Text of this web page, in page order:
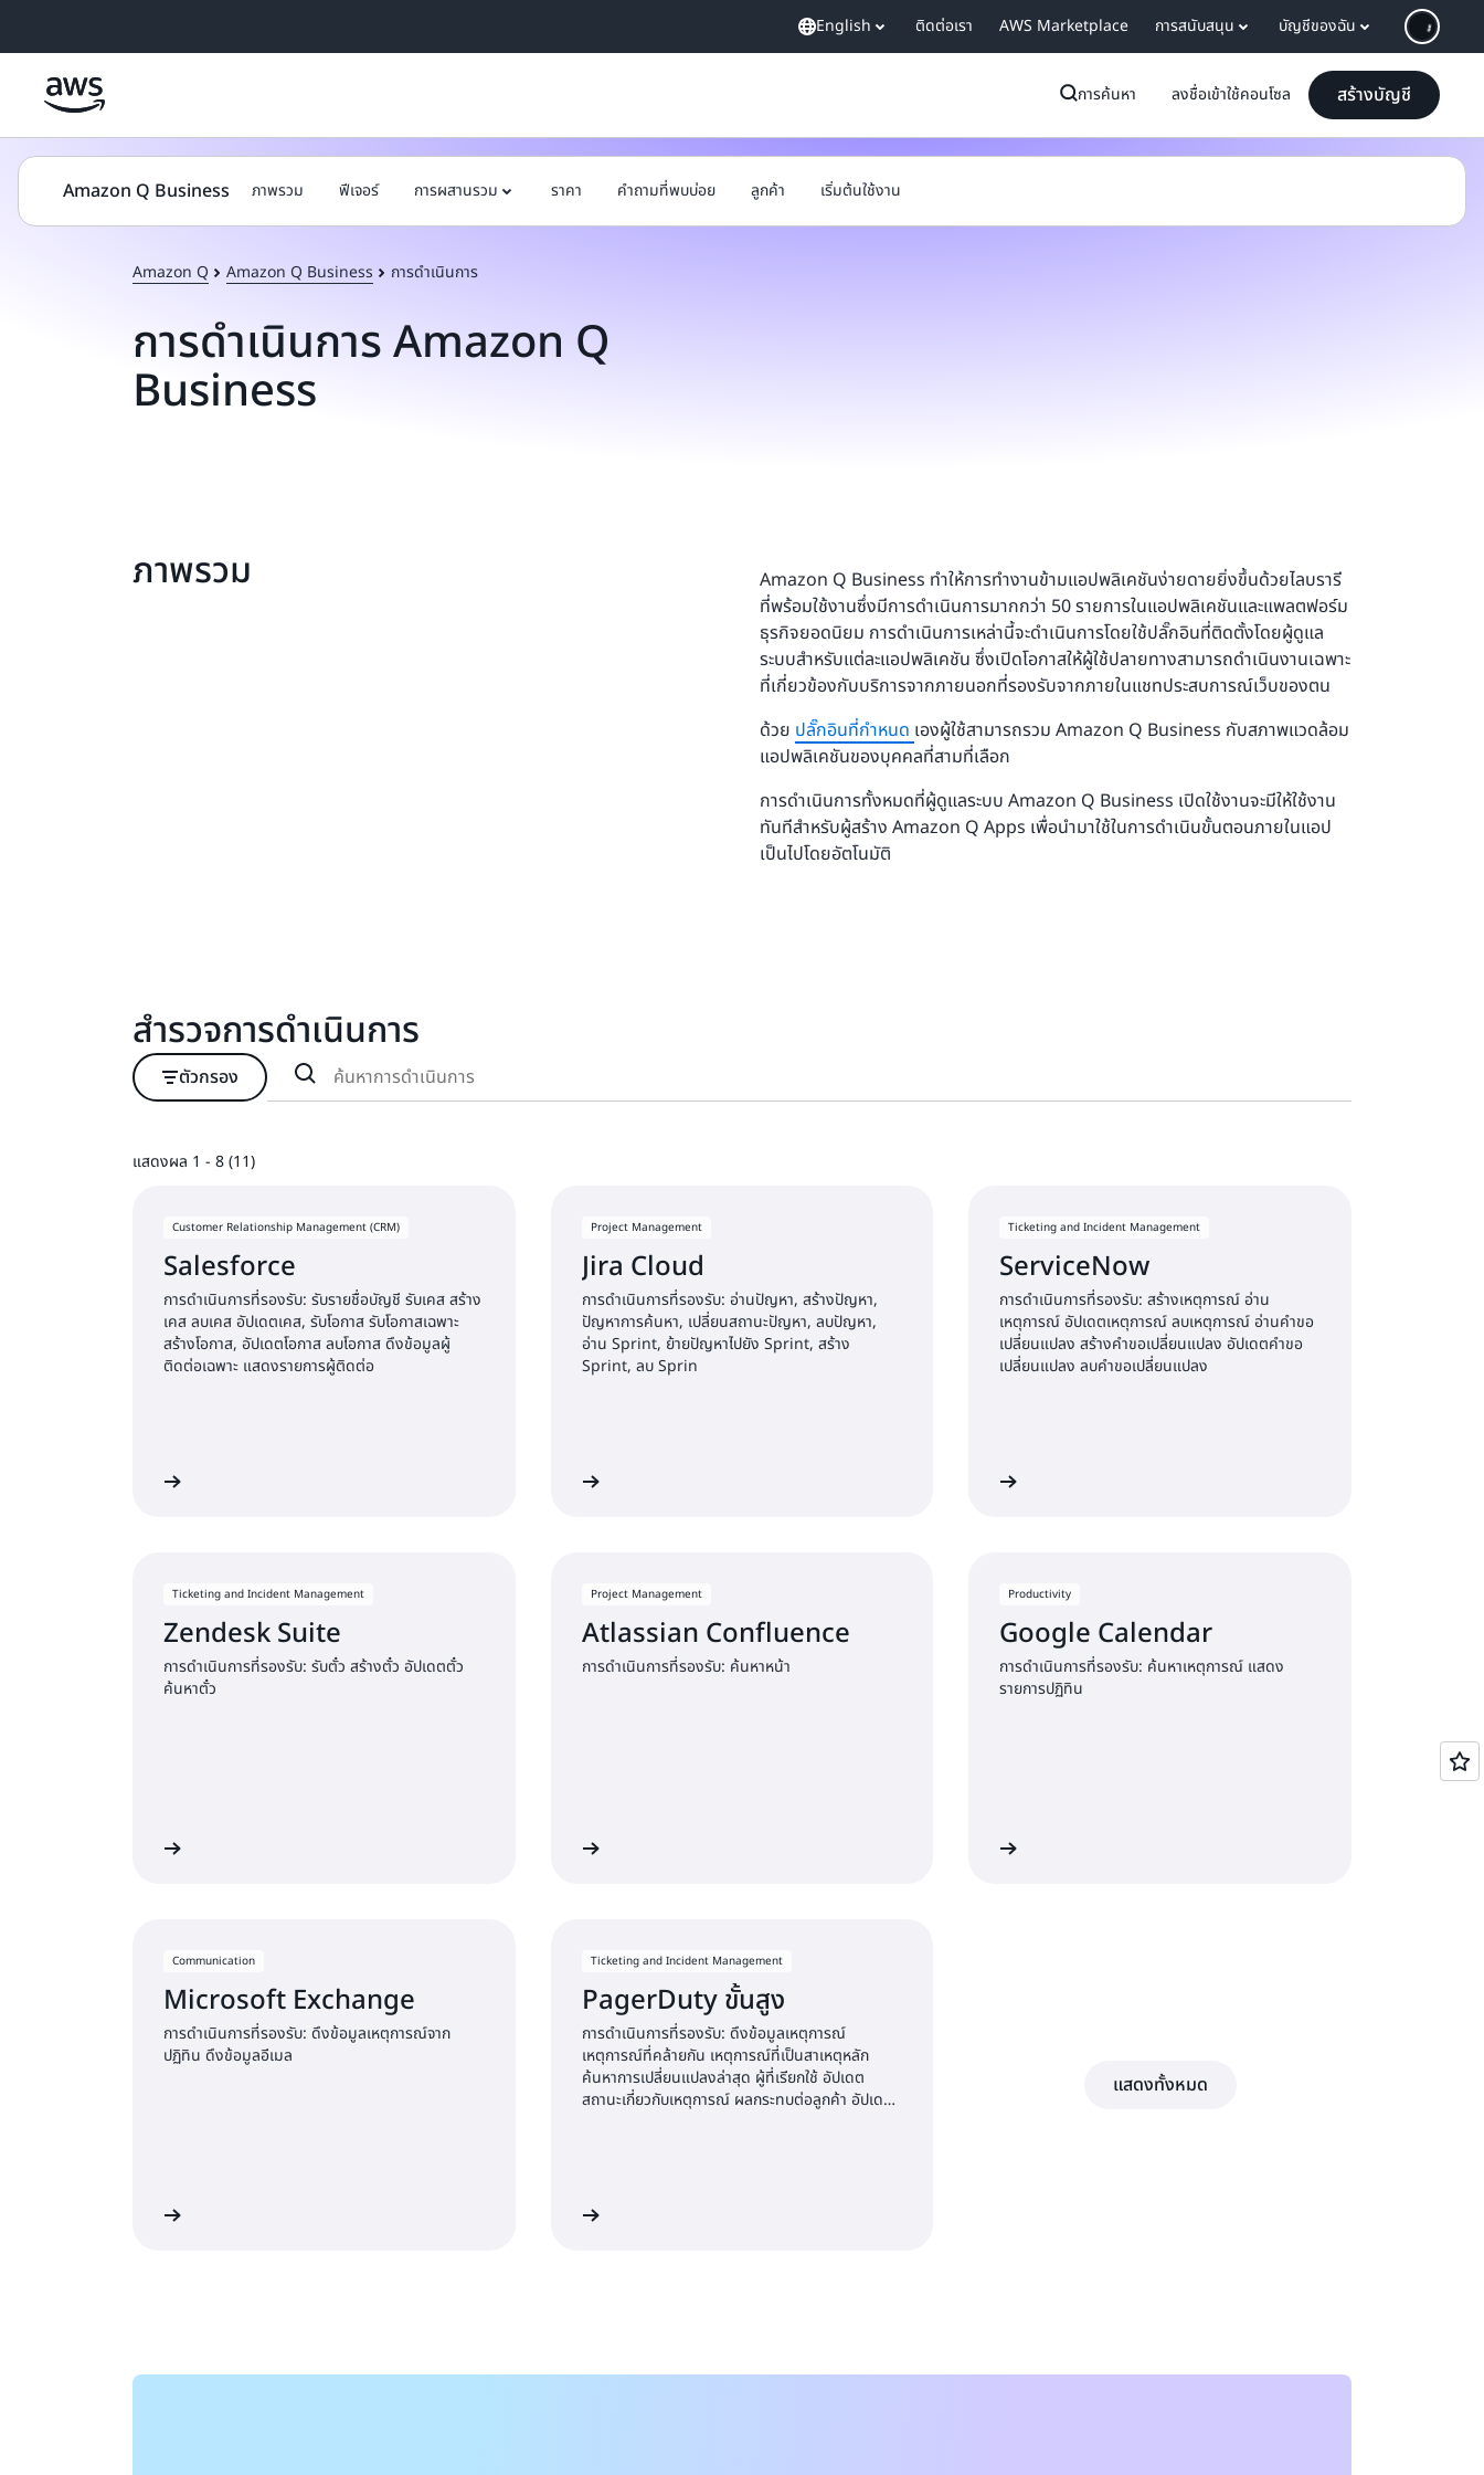
English ติดต่อเรา AWS Marketplace การสนับสนุน บัญชีของฉัน
การค้นหา ลงชื่อเข้าใช้คอนโซล สร้างบัญชี
Amazon Q Business ภาพรวม ฟีเจอร์ การผสานรวม ราคา คำถามที่พบบ่อย ลูกค้า เริ่มต้นใช้งาน
Amazon Q Amazon Q Business การดำเนินการ
การดำเนินการ Amazon Q
Business
ภาพรวม
Amazon Q Business ทำให้การทำงานข้ามแอปพลิเคชันง่ายดายยิ่งขึ้นด้วยไลบรารี
ที่พร้อมใช้งานซึ่งมีการดำเนินการมากกว่า 50 รายการในแอปพลิเคชันและแพลตฟอร์ม
ธุรกิจยอดนิยม การดำเนินการเหล่านี้จะดำเนินการโดยใช้ปลั๊กอินที่ติดตั้งโดยผู้ดูแล
ระบบสำหรับแต่ละแอปพลิเคชัน ซึ่งเปิดโอกาสให้ผู้ใช้ปลายทางสามารถดำเนินงานเฉพาะ
ที่เกี่ยวข้องกับบริการจากภายนอกที่รองรับจากภายในแชทประสบการณ์เว็บของตน
ด้วย ปลั๊กอินที่กำหนด เองผู้ใช้สามารถรวม Amazon Q Business กับสภาพแวดล้อม
แอปพลิเคชันของบุคคลที่สามที่เลือก
การดำเนินการทั้งหมดที่ผู้ดูแลระบบ Amazon Q Business เปิดใช้งานจะมีให้ใช้งาน
ทันทีสำหรับผู้สร้าง Amazon Q Apps เพื่อนำมาใช้ในการดำเนินขั้นตอนภายในแอป
เป็นไปโดยอัตโนมัติ
สำรวจการดำเนินการ
ตัวกรอง
แสดงผล 1 - 8 (11)
Customer Relationship Management (CRM)
Salesforce
การดำเนินการที่รองรับ: รับรายชื่อบัญชี รับเคส สร้าง
เคส ลบเคส อัปเดตเคส, รับโอกาส รับโอกาสเฉพาะ
สร้างโอกาส, อัปเดตโอกาส ลบโอกาส ดึงข้อมูลผู้
ติดต่อเฉพาะ แสดงรายการผู้ติดต่อ
Project Management
Jira Cloud
การดำเนินการที่รองรับ: อ่านปัญหา, สร้างปัญหา,
ปัญหาการค้นหา, เปลี่ยนสถานะปัญหา, ลบปัญหา,
อ่าน Sprint, ย้ายปัญหาไปยัง Sprint, สร้าง
Sprint, ลบ Sprin
Ticketing and Incident Management
ServiceNow
การดำเนินการที่รองรับ: สร้างเหตุการณ์ อ่าน
เหตุการณ์ อัปเดตเหตุการณ์ ลบเหตุการณ์ อ่านคำขอ
เปลี่ยนแปลง สร้างคำขอเปลี่ยนแปลง อัปเดตคำขอ
เปลี่ยนแปลง ลบคำขอเปลี่ยนแปลง
Ticketing and Incident Management
Zendesk Suite
การดำเนินการที่รองรับ: รับตั๋ว สร้างตั๋ว อัปเดตตั๋ว
ค้นหาตั๋ว
Project Management
Atlassian Confluence
การดำเนินการที่รองรับ: ค้นหาหน้า
Productivity
Google Calendar
การดำเนินการที่รองรับ: ค้นหาเหตุการณ์ แสดง
รายการปฏิทิน
Communication
Microsoft Exchange
การดำเนินการที่รองรับ: ดึงข้อมูลเหตุการณ์จาก
ปฏิทิน ดึงข้อมูลอีเมล
Ticketing and Incident Management
PagerDuty ขั้นสูง
การดำเนินการที่รองรับ: ดึงข้อมูลเหตุการณ์
เหตุการณ์ที่คล้ายกัน เหตุการณ์ที่เป็นสาเหตุหลัก
ค้นหาการเปลี่ยนแปลงล่าสุด ผู้ที่เรียกใช้ อัปเดต
สถานะเกี่ยวกับเหตุการณ์ ผลกระทบต่อลูกค้า อัปเดต
แสดงทั้งหมด